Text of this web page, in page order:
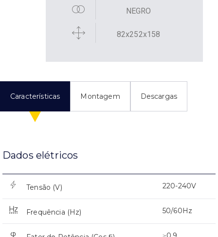
NEGRO
82x252x158
Características Montagem Descargas
Dados elétricos
Tensão (V) 220-240V
Frequência (Hz) 50/60Hz